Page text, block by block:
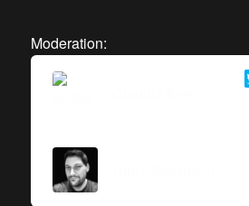
Moderation: